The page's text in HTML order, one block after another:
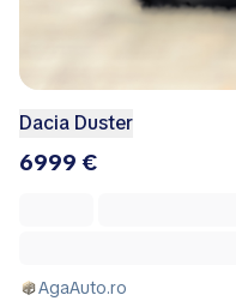
Dacia Duster
6999 €
AgaAuto.ro